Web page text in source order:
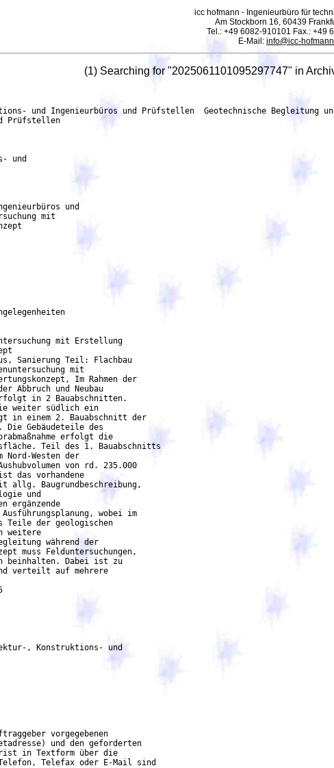
icc hofmann - Ingenieurbüro für
Am Stockborn 16, 60439
Tel.: +49 6082-910101 Fax.: +49
E-Mail: info@icc-
(1) Searching for "2025061101095297747" in
auszugehen. Grundlage für die Bearbeitung ist das vorhandene
	    Baugrundgutachten aus der Lph. 3  Geotechnischer Bericht  mit allg. Baugrundbeschreibung,
	    geotechnischem Baugrundmodell, Angaben zu Georisiken, Hydrologie und
            Gründungskonzepten etc. sowie Setzungsberechnungen. Es werden ergänzende
            engmaschigere Baugrunderkundungen erforderlich parallel zur Ausführungsplanung, wobei im
	    Bereich des 2. Bauabschnitts erst nach Abbruch des Bestandes Teile der geologischen
            Erkundungen im Baufeld durchgeführt werden können. Es werden weitere
            Setzungsberechnungen erforderlich sowie die geotechnische Begleitung während der
            Bauausführung (Lph. 8). Das geforderte Abfallverwertungskonzept muss Felduntersuchungen,
	    umwelttechnische Laborversuche und Fachtechnische Beratungen beinhalten. Dabei ist zu
	    beachten, dass die Erbringung der Leistungen zeitversetzt und verteilt auf mehrere
	    Teilprojekte erfolgen muss.
	    Kennung des Verfahrens: 43f1fad5-fe28-4b4a-a9d2-d63f18132855
	    Interne Kennung: 25-21310
	    Verfahrensart: Offenes Verfahren
	    Das Verfahren wird beschleunigt: nein
     2.1.1. Zweck
	    Art des Auftrags: Dienstleistungen
	    Haupteinstufung (cpv): 71000000 Dienstleistungen von Architektur-, Konstruktions- und
            Ingenieurbüros und Prüfstellen
     2.1.2. Erfüllungsort
	    Postanschrift: Oberer Eselsberg 40
	    Stadt: Ulm
	    Postleitzahl: 89081
	    Land, Gliederung (NUTS): Ulm, Stadtkreis (DE144)
	    Land: Deutschland
     2.1.4. Allgemeine Informationen
            Zusätzliche Informationen: Die Angebote sind mit dem vom Auftraggeber vorgegebenen
	    Angebotsschreiben (abrufbar unter der oben genannten Internetadresse) und den geforderten
            Erklärungen und Nachweisen zwingend innerhalb der Angebotsfrist in Textform über die
	    Vergabeplattform einzureichen. Angebote in Papierform, per Telefon, Telefax oder E-Mail sind
            nicht zugelassen. Dieses Verfahren wird unter der Vergabenummer 25-21310 durchgeführt
            (bei Rückfragen bitte angeben). Die den Vergabeunterlagen beiliegende Eigenerklärung
            bezüglich eventueller Verbindungen mit Russland ( 25-21310_02-4 Eigenerklärung RUS-
            Sanktion.pdf ) ist zwingend auszufüllen und mit dem Teilnahmeantrag einzureichen. Liegt die
            Eigenerklärung nicht vor, kann dies